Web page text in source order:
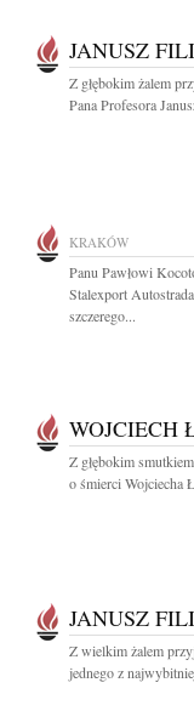
JANUSZ
Z głębokim żalem
Pana Profesora
KRAKÓW
Panu Pawłowi
Stalexport
szczerego...
WOJCIECH
Z głębokim
o śmierci Wojciecha
JANUSZ
Z wielkim żalem
jednego z